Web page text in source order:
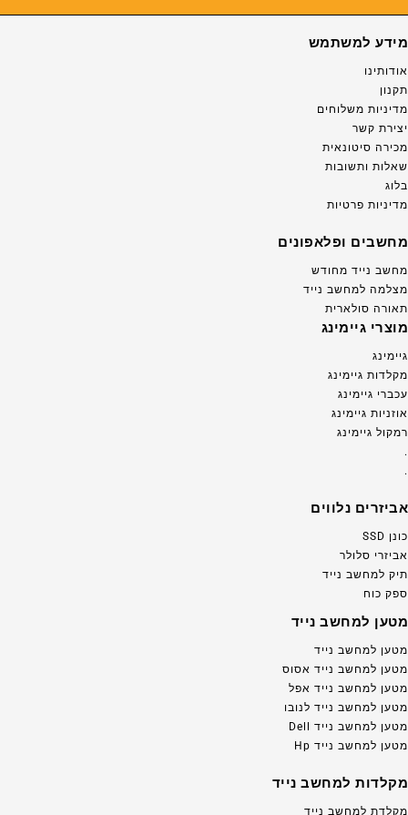
מידע למשתמש
אודותינו
תקנון
מדיניות משלוחים
יצירת קשר
מכירה סיטונאית
שאלות ותשובות
בלוג
מדיניות פרטיות
מחשבים ופלאפונים
מחשב נייד מחודש
מצלמה למחשב נייד
תאורה סולארית
מוצרי גיימינג
גיימינג
מקלדות גיימינג
עכברי גיימינג
אוזניות גיימינג
רמקול גיימינג
.
.
אביזרים נלווים
כונן SSD
אביזרי סלולר
תיק למחשב נייד
ספק כוח
מטען למחשב נייד
מטען למחשב נייד
מטען למחשב נייד אסוס
מטען למחשב נייד אפל
מטען למחשב נייד לנובו
מטען למחשב נייד Dell
מטען למחשב נייד Hp
מקלדות למחשב נייד
מקלדת למחשב נייד